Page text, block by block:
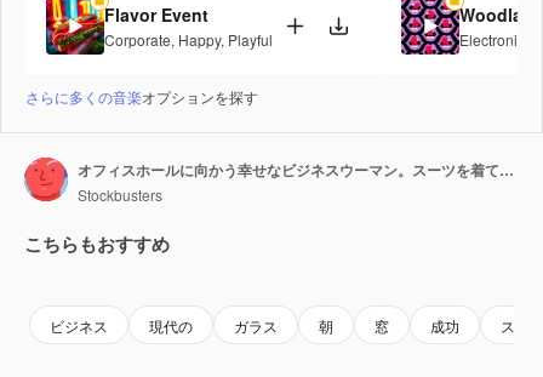
Flavor Event
Corporate, Happy, Playful Electronic
さらに多くの音楽オプションを探す
オフィスホールに向かう幸せなビジネスウーマン。スーツを着て歩く成功した女性のクローズアップ。
Stockbusters
こちらもおすすめ
ビジネス 現代の ガラス 朝 窓 成功 スタ